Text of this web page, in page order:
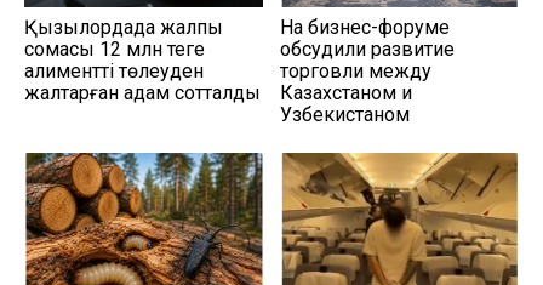
Қызылордада жалпы
сомасы 12 млн теңге
алиментті төлеуден
жалтарған адам сотталды
На бизнес-форуме
обсудили развитие
торговли между
Казахстаном и
Узбекистаном